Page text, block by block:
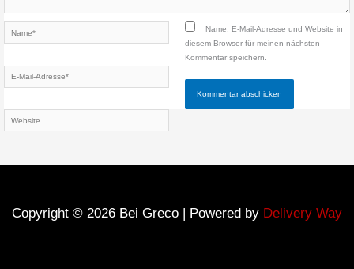
Mail-
Name, E-Mail-Adresse und Website in
diesem Browser für meinen nächsten
Kommentar speichern.
Copyright © 2026 Bei Greco | Powered by Delivery Way